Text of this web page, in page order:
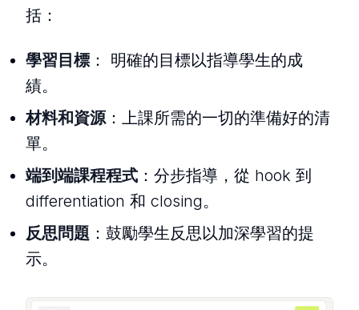
括：
學習目標 ： 明確的目標以指導學生的成
績。
材料和資源：上課所需的一切的準備好的清
單。
端到端課程程式 ：分步指導，從 hook 到
differentiation 和 closing。
反思問題 ：鼓勵學生反思以加深學習的提
示。